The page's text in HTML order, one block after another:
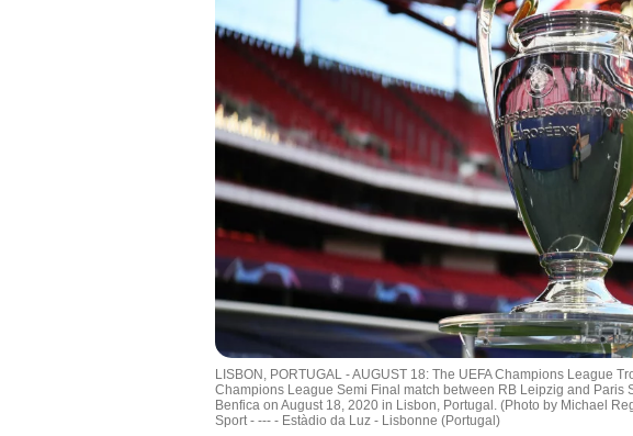
LISBON, PORTUGAL - AUGUST 18: The UEFA Champions League
Champions League Semi Final match between RB Leipzig and Paris
Benfica on August 18, 2020 in Lisbon, Portugal. (Photo by Michael
Sport - --- - Estàdio da Luz - Lisbonne (Portugal)